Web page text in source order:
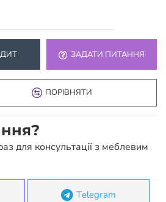
ЗАДАТИ ПИТАННЯ
ПОРІВНЯТИ
для консультації з меблевим
Telegram